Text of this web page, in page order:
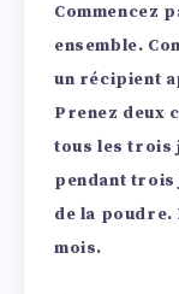
Commencez
ensemble.
un récipient
Prenez deux
tous les trois
pendant trois
de la poudre.
mois.